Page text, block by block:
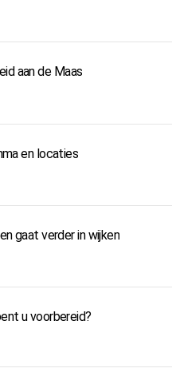
aan de Maas
en locaties
gaat verder in wijken
u voorbereid?